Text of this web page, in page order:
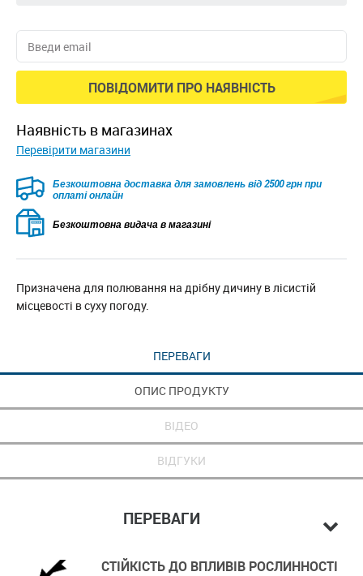
ПОВІДОМИТИ ПРО НАЯВНІСТЬ
наявність в магазинах
Перевірити магазини
Безкоштовна доставка для замовлень від 2500 грн при
оплаті онлайн
Безкоштовна видача в магазині
Призначена для полювання на дрібну дичину в лісистій
місцевості в суху погоду.
ПЕРЕВАГИ
ОПИС ПРОДУКТУ
ВІДЕО
ВІДГУКИ
ПЕРЕВАГИ
СТІЙКІСТЬ ДО ВПЛИВІВ РОСЛИННОСТІ